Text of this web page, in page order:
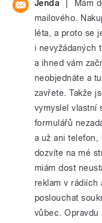
Jenda
Mám
mailového.
léta, a proto se
i nevyžádaných
a ihned vám
neobjednáte a
zavřete. Takže
vymyslel vlastní
formulářů
a už ani telefon,
dozvíte na mé
miám dost
reklam v rádiích
poslouchat
vůbec. Opravdu